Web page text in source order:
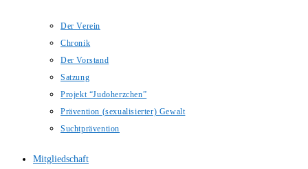
Der Verein
Chronik
Der Vorstand
Satzung
Projekt “Judoherzchen”
Prävention (sexualisierter) Gewalt
Suchtprävention
Mitgliedschaft